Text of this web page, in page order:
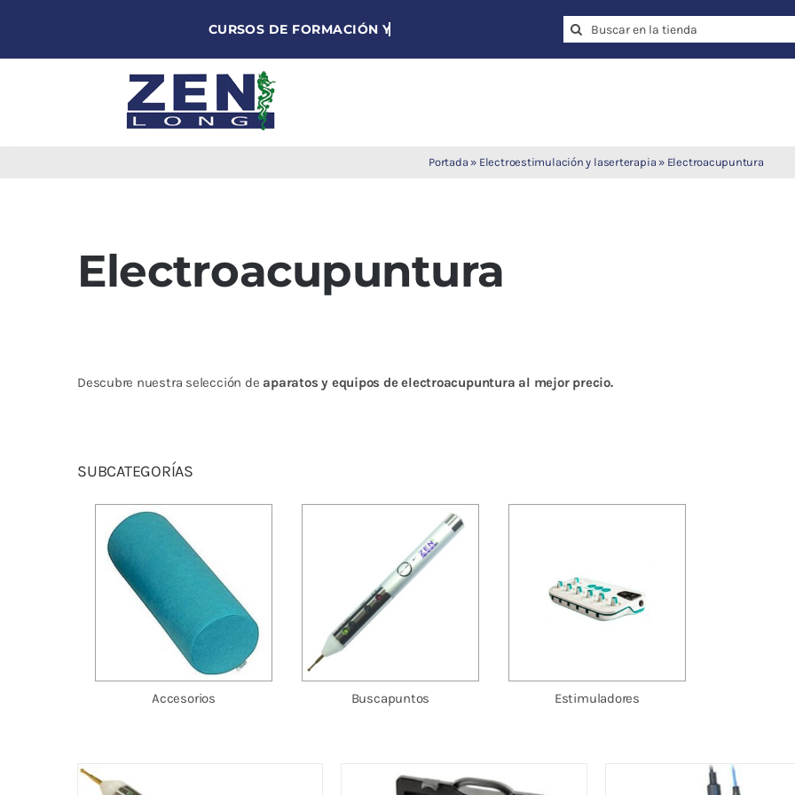
content
Search
Auriculoterapia
Auriculomedicina
Cromoterapia
Magnetoterapia
Portada » Electroestimulación y laserterapia » Electroacupuntura
Electroacupuntura
Descubre nuestra selección de aparatos y equipos de electroacupuntura al mejor precio.
SUBCATEGORÍAS
Accesorios Buscapuntos Estimuladores
BUSCAPUNTOS ACU-PRO AGISTIM DUO Pointoselect digital DT